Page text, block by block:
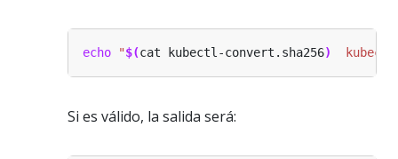
echo "$(cat kubectl-convert.sha256)
Si es válido, la salida será: